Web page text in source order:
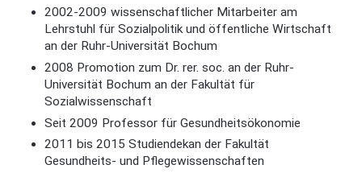
2002-2009 wissenschaftlicher Mitarbeiter am
Lehrstuhl für Sozialpolitik und öffentliche Wirtschaft
an der Ruhr-Universität Bochum
2008 Promotion zum Dr. rer. soc. an der Ruhr-
Universität Bochum an der Fakultät für
Sozialwissenschaft
Seit 2009 Professor für Gesundheitsökonomie
2011 bis 2015 Studiendekan der Fakultät
Gesundheits- und Pflegewissenschaften